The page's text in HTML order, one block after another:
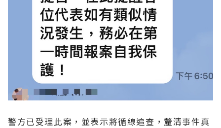
警方已受理此案，並表示將循線追查，釐清事件真